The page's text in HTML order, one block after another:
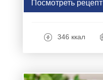
Посмотреть рецепт
346 ккал